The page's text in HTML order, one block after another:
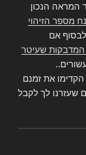
המראה הנכון
מספר הזיהוי
אם
המדבקות שעיטר
את זמנם
שעזרנו לך לקבל